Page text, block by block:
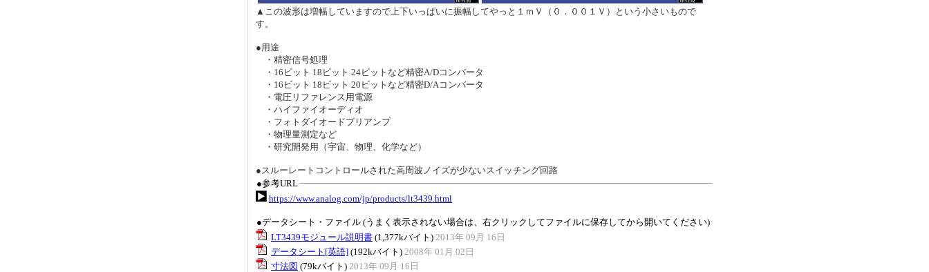
▲この波形は増幅していますので上下いっぱいに振幅してやっと１ｍＶ（０．００１Ｖ）という小さいもので
す。
●用途
・精密信号処理
・16ビット 18ビット 24ビットなど精密A/Dコンバータ
・16ビット 18ビット 20ビットなど精密D/Aコンバータ
・電圧リファレンス用電源
・ハイファイオーディオ
・フォトダイオードプリアンプ
・物理量測定など
・研究開発用（宇宙、物理、化学など）
●スルーレートコントロールされた高周波ノイズが少ないスイッチング回路
●参考URL
https://www.analog.com/jp/products/lt3439.html
●データシート・ファイル (うまく表示されない場合は、右クリックしてファイルに保存してから開いてください)
LT3439モジュール説明書 (1,377kバイト) 2013年 09月 16日
データシート[英語] (192kバイト) 2008年 01月 02日
寸法図 (79kバイト) 2013年 09月 16日